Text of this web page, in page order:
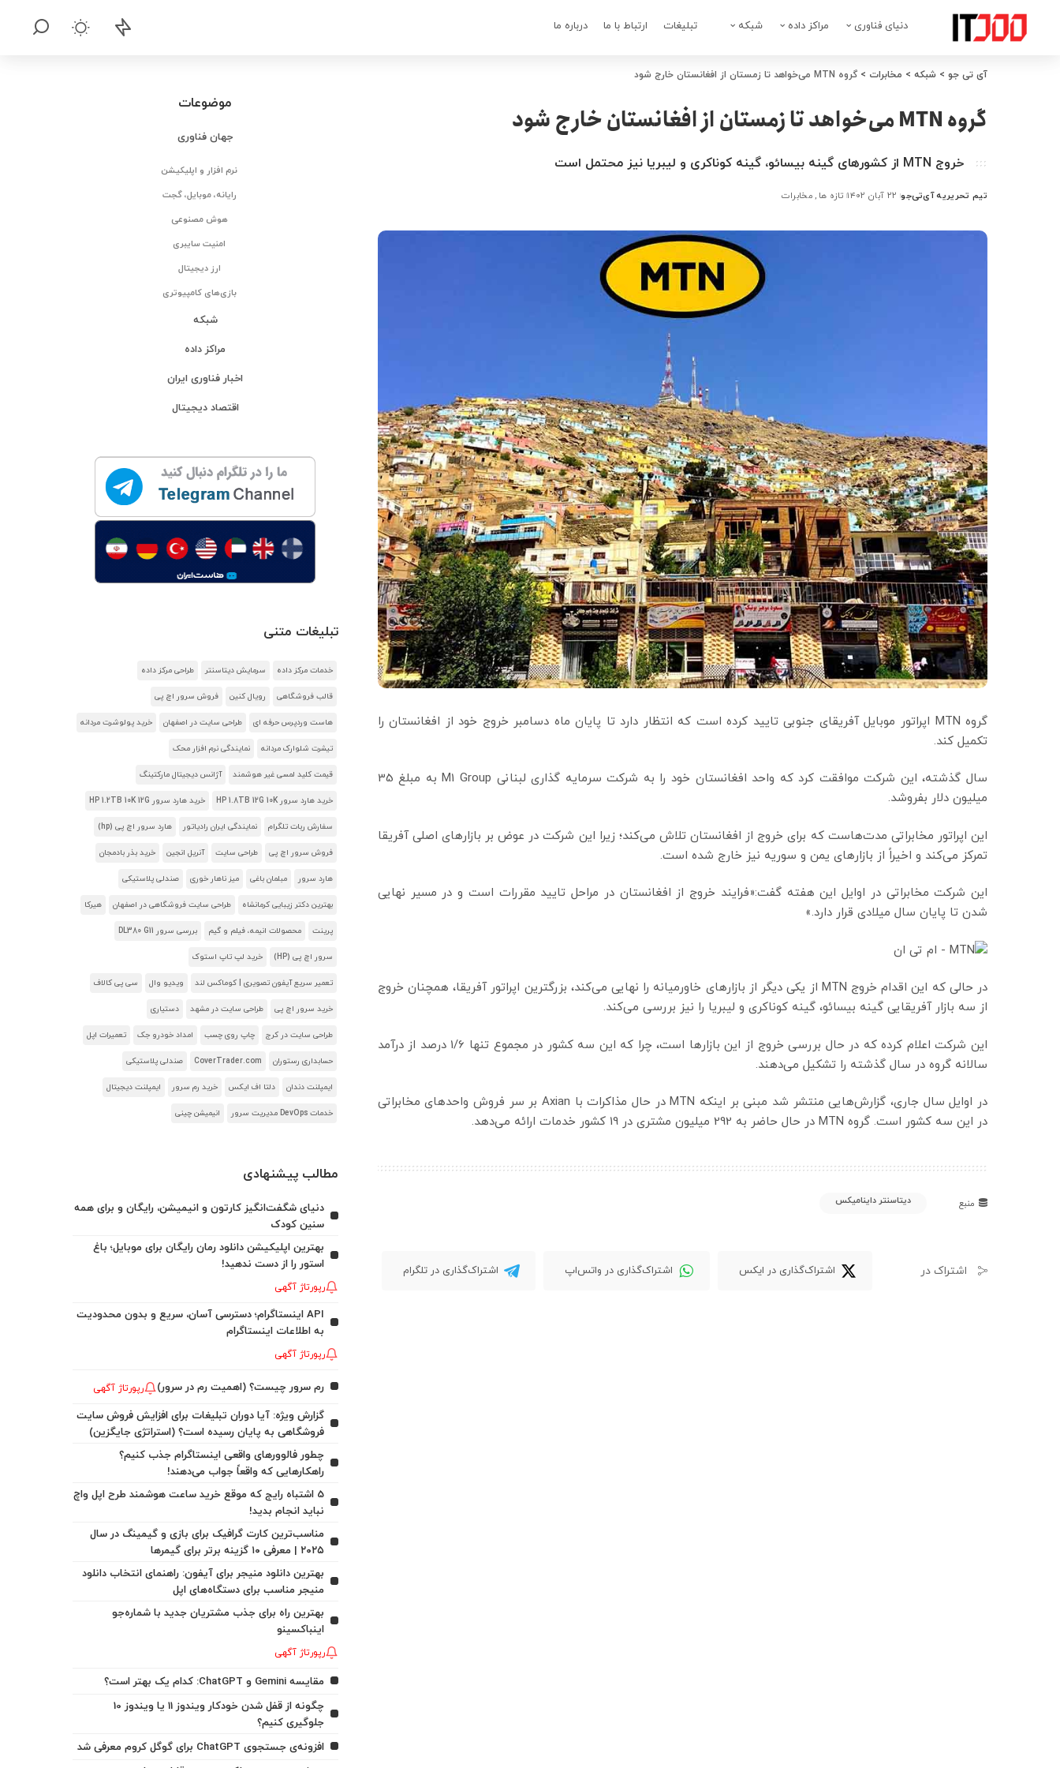
دنیای فناوری مراکز داده شبکه تبلیغات ارتباط با ما درباره ما
آی تی جو > شبکه > مخابرات > گروه MTN می‌خواهد تا زمستان از افغانستان خارج شود
گروه MTN می‌خواهد تا زمستان از افغانستان خارج شود
خروج MTN از کشورهای گینه بیسائو، گینه کوناکری و لیبریا نیز محتمل است
ارسال
توسط
تیم تحریریه آی‌تی‌جو ۲۲ آبان ۱۴۰۲ تازه ها مخابرات
گروه MTN اپراتور موبایل آفریقای جنوبی تایید کرده است که انتظار دارد تا پایان ماه دسامبر خروج خود از افغانستان را
تکمیل کند.
سال گذشته، این شرکت موافقت کرد که واحد افغانستان خود را به شرکت سرمایه گذاری لبنانی M1 Group به مبلغ 35
میلیون دلار بفروشد.
این اپراتور مخابراتی مدت‌هاست که برای خروج از افغانستان تلاش می‌کند؛ زیرا این شرکت در عوض بر بازارهای اصلی آفریقا
تمرکز می‌کند و اخیراً از بازارهای یمن و سوریه نیز خارج شده است.
این شرکت مخابراتی در اوایل این هفته گفت:«فرایند خروج از افغانستان در مراحل تایید مقررات است و در مسیر نهایی
شدن تا پایان سال میلادی قرار دارد.»
در حالی که این اقدام خروج MTN از یکی دیگر از بازارهای خاورمیانه را نهایی می‌کند، بزرگترین اپراتور آفریقا، همچنان خروج
از سه بازار آفریقایی گینه بیسائو، گینه کوناکری و لیبریا را نیز بررسی می‌کند.
این شرکت اعلام کرده که در حال بررسی خروج از این بازارها است، چرا که این سه کشور در مجموع تنها 1/6 درصد از درآمد
سالانه گروه در سال گذشته را تشکیل می‌دهند.
در اوایل سال جاری، گزارش‌هایی منتشر شد مبنی بر اینکه MTN در حال مذاکرات با Axian بر سر فروش واحدهای مخابراتی
در این سه کشور است. گروه MTN در حال حاضر به 292 میلیون مشتری در 19 کشور خدمات ارائه می‌دهد.
منبع دیتاسنتر داینامیکس
اشتراک در اشتراک‌گذاری در ایکس اشتراک‌گذاری در واتس‌اپ اشتراک‌گذاری در تلگرام
موضوعات
جهان فناوری
نرم افزار و اپلیکیشن
رایانه، موبایل، گجت
هوش مصنوعی
امنیت سایبری
ارز دیجیتال
بازی‌های کامپیوتری
شبکه
مراکز داده
اخبار فناوری ایران
اقتصاد دیجیتال
تبلیغات متنی
خدمات مرکز داده سرمایش دیتاسنتر طراحی مرکز داده
قالب فروشگاهی رویال کنین فروش سرور اچ پی
هاست وردپرس حرفه ای طراحی سایت در اصفهان خرید پولوشرت مردانه
تیشرت شلوارک مردانه نمایندگی نرم افزار محک
قیمت کلید لمسی غیر هوشمند آژانس دیجیتال مارکتینگ
خرید هارد سرور HP 1.8TB 12G 10K خرید هارد سرور HP 1.2TB 10K 12G
سفارش ربات تلگرام نمایندگی ایران رادیاتور هارد سرور اچ پی (hp)
فروش سرور اچ پی طراحی سایت آنریل انجین خرید بذر بادمجان
هارد سرور مبلمان باغی میز ناهار خوری صندلی پلاستیکی
بهترین دکتر زیبایی کرمانشاه طراحی سایت فروشگاهی در اصفهان هیرکا
پرینت محصولات انیمه، فیلم و گیم بررسی سرور DL380 G11
سرور اچ پی (HP) خرید لپ تاپ استوک
تعمیر سریع آیفون تصویری | کوماکس لند ویدیو وال سی پی کالاف
خرید سرور اچ پی طراحی سایت در مشهد دستیاری
طراحی سایت در کرج چاپ روی چسب امداد خودرو جک تعمیرات اپل
حسابداری رستوران CoverTrader.com صندلی پلاستیکی
ایمپلنت دندان دلتا اف ایکس خرید رم سرور ایمپلنت دیجیتال
خدمات DevOps مدیریت سرور انیمیشن چینی
مطالب پیشنهادی
دنیای شگفت‌انگیز کارتون و انیمیشن، رایگان و برای همه
سنین کودک
بهترین اپلیکیشن دانلود رمان رایگان برای موبایل؛ باغ
استور را از دست ندهید!
رپورتاژ آگهی
API اینستاگرام؛ دسترسی آسان، سریع و بدون محدودیت
به اطلاعات اینستاگرام
رپورتاژ آگهی
رم سرور چیست؟ (اهمیت رم در سرور) رپورتاژ آگهی
گزارش ویژه: آیا دوران تبلیغات برای افزایش فروش سایت
فروشگاهی به پایان رسیده است؟ (استراتژی جایگزین)
چطور فالوورهای واقعی اینستاگرام جذب کنیم؟
راهکارهایی که واقعاً جواب می‌دهند!
5 اشتباه رایج که موقع خرید ساعت هوشمند طرح اپل واچ
نباید انجام بدید!
مناسب‌ترین کارت گرافیک برای بازی و گیمینگ در سال
۲۰۲۵ | معرفی ۱۰ گزینه برتر برای گیمرها
بهترین دانلود منیجر برای آیفون: راهنمای انتخاب دانلود
منیجر مناسب برای دستگاه‌های اپل
بهترین راه برای جذب مشتریان جدید با شماره‌جو
اینباکسینو
رپورتاژ آگهی
مقایسه Gemini و ChatGPT: کدام یک بهتر است؟
چگونه از قفل شدن خودکار ویندوز 11 یا ویندوز 10
جلوگیری کنیم؟
افزونه‌ی جستجوی ChatGPT برای گوگل کروم معرفی شد